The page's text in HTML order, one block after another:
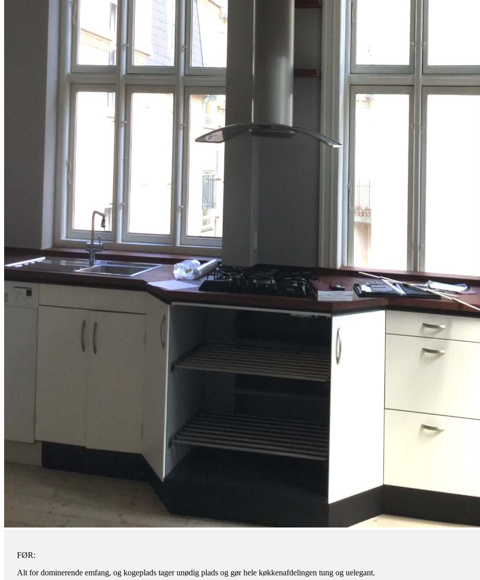
FØR:
Alt for dominerende emfang, og kogeplads tager unødig plads og gør hele køkkenafdelingen tung og uelegant.